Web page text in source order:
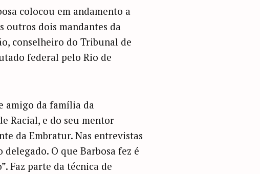
colocou em andamento a
outros dois mandantes da
conselheiro do Tribunal de
federal pelo Rio de
amigo da família da
Racial, e do seu mentor
da Embratur. Nas entrevistas
O que Barbosa fez é
Faz parte da técnica de